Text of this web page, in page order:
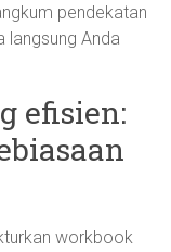
pendekatan
langsung Anda
efisien:
workbook